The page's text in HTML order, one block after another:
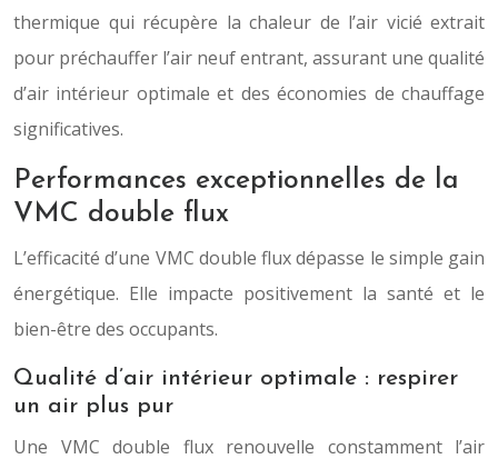
thermique qui récupère la chaleur de l’air vicié extrait
pour préchauffer l’air neuf entrant, assurant une qualité
d’air intérieur optimale et des économies de chauffage
significatives.
Performances exceptionnelles de la
VMC double flux
L’efficacité d’une VMC double flux dépasse le simple gain
énergétique. Elle impacte positivement la santé et le
bien-être des occupants.
Qualité d’air intérieur optimale : respirer
un air plus pur
Une VMC double flux renouvelle constamment l’air